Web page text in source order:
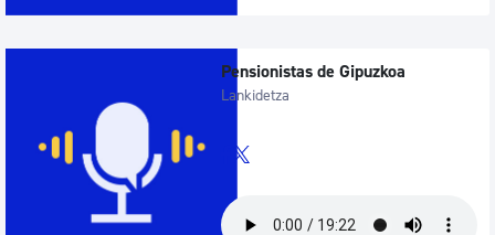
Pensionistas de Gipuzkoa
Lankidetza